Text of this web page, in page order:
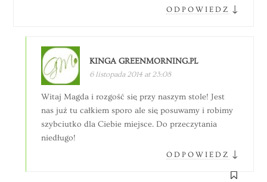
ODPOWIEDZ ↓
KINGA GREENMORNING.PL
6 listopada 2014 at 23:08
Witaj Magda i rozgość się przy naszym stole! Jest
nas już tu całkiem sporo ale się posuwamy i robimy
szybciutko dla Ciebie miejsce. Do przeczytania
niedługo!
ODPOWIEDZ ↓